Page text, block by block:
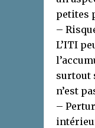
petites
–
L’ITI
surtout
n’est
–